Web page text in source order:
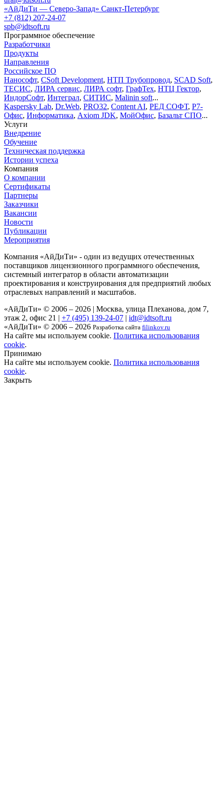
«АйДиТи — Северо-Запад» Санкт-Петербург
+7 (812) 207-24-07
spb@idtsoft.ru
Программное обеспечение
Разработчики
Продукты
Направления
Российское ПО
Нанософт, CSoft Development, НТП Трубопровод, SCAD Soft,
ТЕСИС, ЛИРА сервис, ЛИРА софт, ГрафТех, НТЦ Гектор,
ИндорСофт, Интеграл, СИТИС, Malinin soft...
Kaspersky Lab, Dr.Web, PRO32, Content AI, РЕД СОФТ, Р7-
Офис, Информатика, Axiom JDK, МойОфис, Базальт СПО...
Услуги
Внедрение
Обучение
Техническая поддержка
Истории успеха
Компания
О компании
Сертификаты
Партнеры
Заказчики
Вакансии
Новости
Публикации
Мероприятия
Компания «АйДиТи» - один из ведущих отечественных
поставщиков лицензионного программного обеспечения,
системный интегратор в области автоматизации
проектирования и конструирования для предприятий любых
отраслевых направлений и масштабов.
«АйДиТи» © 2006 – 2026 | Москва, улица Плеханова, дом 7,
этаж 2, офис 21 | +7 (495) 139-24-07 | idt@idtsoft.ru
«АйДиТи» © 2006 – 2026 Разработка сайта filinkov.ru
На сайте мы используем cookie. Политика использования
cookie.
Принимаю
На сайте мы используем cookie. Политика использования
cookie.
Закрыть